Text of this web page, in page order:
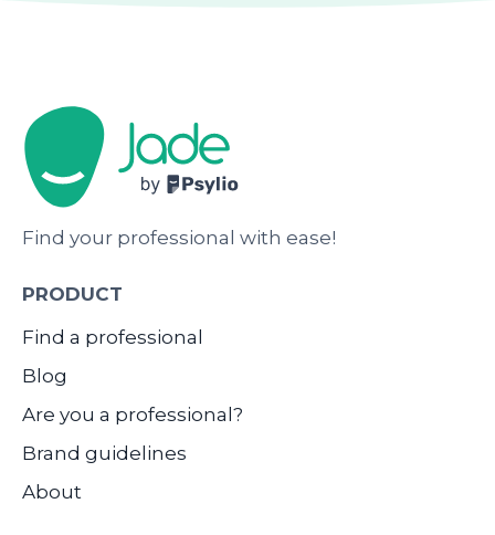
Find your professional with ease!
PRODUCT
Find a professional
Blog
Are you a professional?
Brand guidelines
About